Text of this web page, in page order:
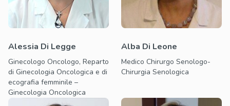
Alessia Di Legge
Ginecologo Oncologo, Reparto
di Ginecologia Oncologica e di
ecografia femminile –
Ginecologia Oncologica
Alba Di Leone
Medico Chirurgo Senologo-
Chirurgia Senologica